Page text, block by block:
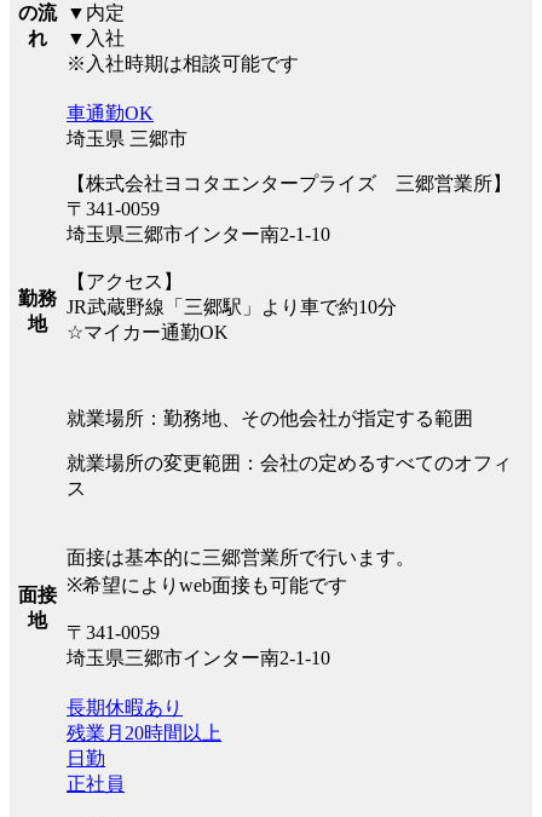
の流
れ
▼内定
▼入社
※入社時期は相談可能です
勤務
地
車通勤OK
埼玉県 三郷市
【株式会社ヨコタエンタープライズ 三郷営業所】
〒341-0059
埼玉県三郷市インター南2-1-10
【アクセス】
JR武蔵野線「三郷駅」より車で約10分
☆マイカー通勤OK
就業場所：勤務地、その他会社が指定する範囲
就業場所の変更範囲：会社の定めるすべてのオフィ
ス
面接
地
面接は基本的に三郷営業所で行います。
※希望によりweb面接も可能です
〒341-0059
埼玉県三郷市インター南2-1-10
長期休暇あり
残業月20時間以上
日勤
正社員